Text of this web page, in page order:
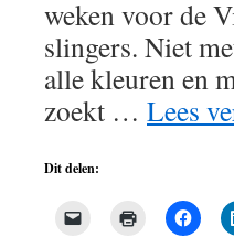
weken voor de
slingers. Niet
alle kleuren en
zoekt … Lees
Dit delen: